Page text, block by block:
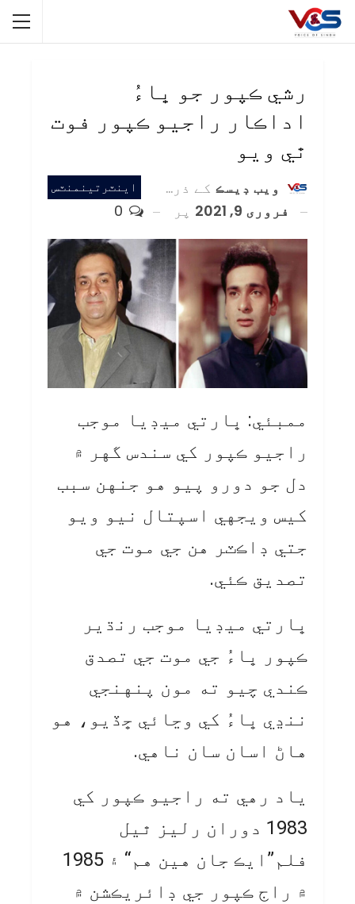
رشي ڪپور جو ڀاءُ
اداڪار راجيو ڪپور فوت
ٿي ويو
اينٽرتينمنٽس ويب ڊيسڪ کے ذریعہ
فروری 9, 2021
پر
ممبئي: ڀارتي ميڊيا موجب
راجيو ڪپور کي سندس گهر ۾
دل جو دورو پيو هو جنهن سبب
کيس ويجهي اسپتال نيو ويو
جتي ڊاڪٽر هن جي موت جي
تصديق ڪئي.
ڀارتي ميڊيا موجب رنڌير
ڪپور ڀاءُ جي موت جي تصدق
ڪندي چيو ته مون پنهنجي
ننڍي ڀاءُ کي وڃائي ڇڏيو، هو
هاڻ اسان سان ناهي.
ياد رهي ته راجيو ڪپور کي
1983 دوران رليز ٿيل
فلم”ايڪ جان هين هم“ ۽ 1985
۾ راج ڪپور جي ڊائريڪشن ۾